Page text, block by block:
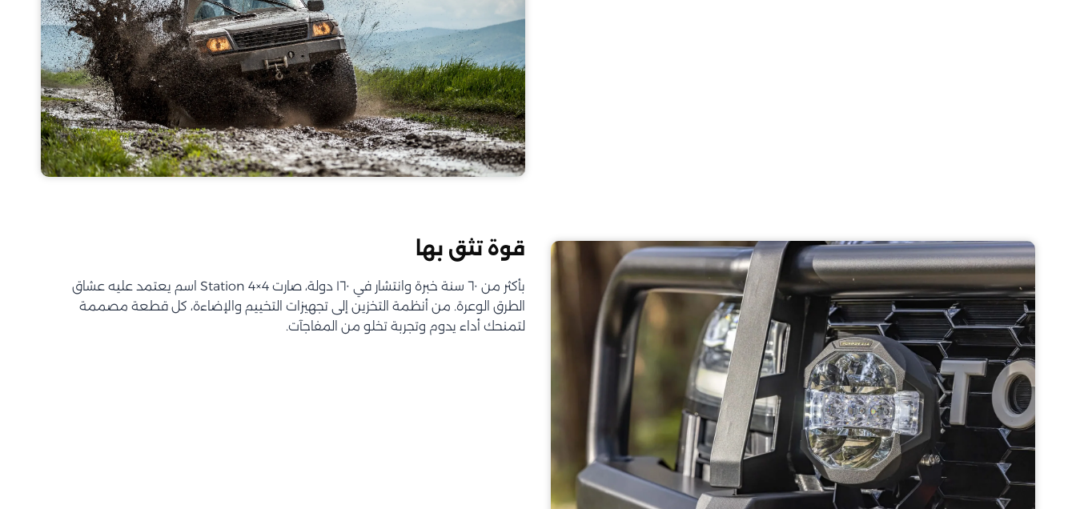
قوة تثق بها
بأكثر من ٦٠ سنة خبرة وانتشار في ١٦٠ دولة، صارت Station 4×4 اسم يعتمد عليه عشاق
الطرق الوعرة. من أنظمة التخزين إلى تجهيزات التخييم والإضاءة، كل قطعة مصممة
لتمنحك أداء يدوم وتجربة تخلو من المفاجآت.